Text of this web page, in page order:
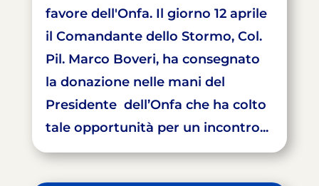
favore dell'Onfa. Il giorno 12 aprile
il Comandante dello Stormo, Col.
Pil. Marco Boveri, ha consegnato
la donazione nelle mani del
Presidente dell’Onfa che ha colto
tale opportunità per un incontro...